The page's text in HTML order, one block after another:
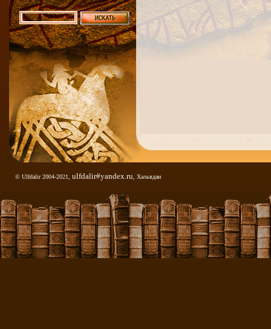
© Ulfdalir 2004-2021, ulfdalir#yandex.ru , Хальвдан